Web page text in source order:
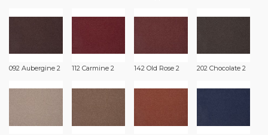
092 Aubergine 2 112 Carmine 2 142 Old Rose 2 202 Chocolate 2